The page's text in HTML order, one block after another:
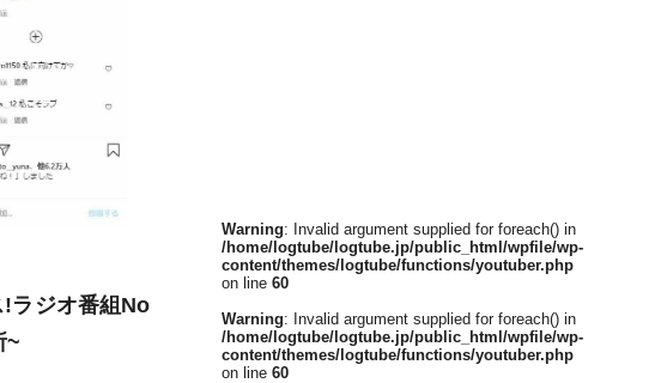
!ラジオ番組No
~
Warning: Invalid argument supplied for foreach() in
/home/logtube/logtube.jp/public_html/wpfile/wp-
content/themes/logtube/functions/youtuber.php
on line 60
Warning: Invalid argument supplied for foreach() in
/home/logtube/logtube.jp/public_html/wpfile/wp-
content/themes/logtube/functions/youtuber.php
on line 60